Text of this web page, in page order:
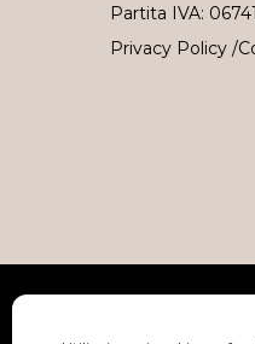
Partita IVA:
Privacy Policy /